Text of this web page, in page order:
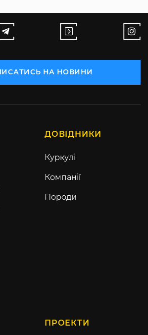
НА НОВИНИ
ДОВІДНИКИ
Куркулі
Компанії
Породи
ПРОЕКТИ